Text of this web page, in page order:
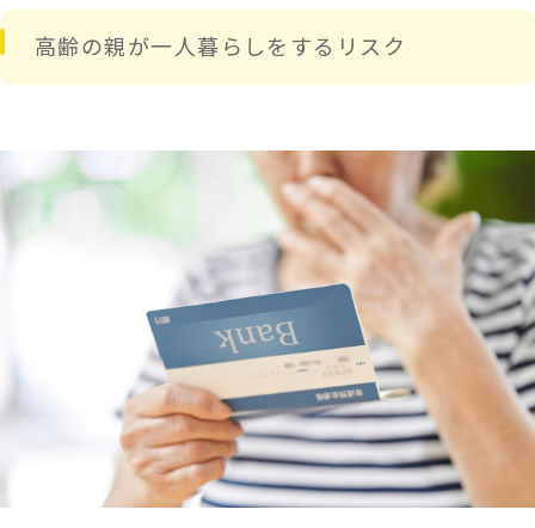
高齢の親が一人暮らしをするリスク